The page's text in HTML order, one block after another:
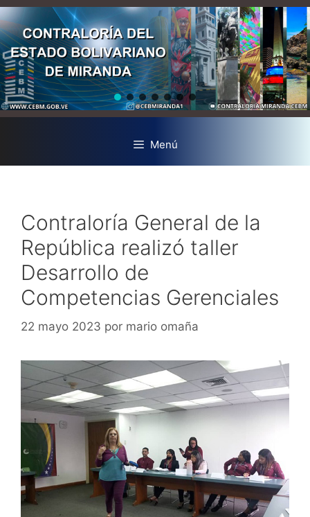
Menú
Contraloría General de la
República realizó taller
Desarrollo de
Competencias Gerenciales
22 mayo 2023 por mario omaña